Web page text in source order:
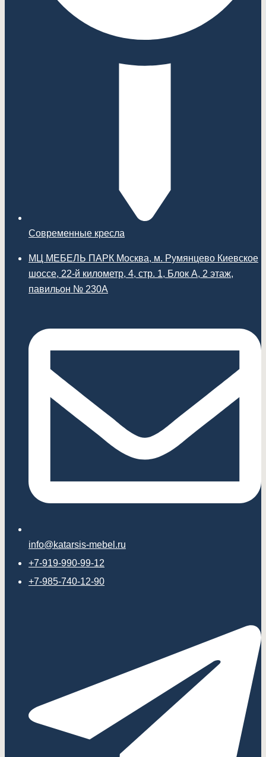
Современные кресла
МЦ МЕБЕЛЬ ПАРК Москва, м. Румянцево Киевское
шоссе, 22-й километр, 4, стр. 1, Блок А, 2 этаж,
павильон № 230А
info@katarsis-mebel.ru
+7-919-990-99-12
+7-985-740-12-90